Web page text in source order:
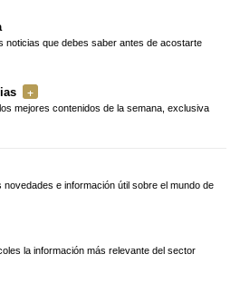
noticias que debes saber antes de acostarte
mejores contenidos de la semana, exclusiva
novedades e información útil sobre el mundo de
la información más relevante del sector